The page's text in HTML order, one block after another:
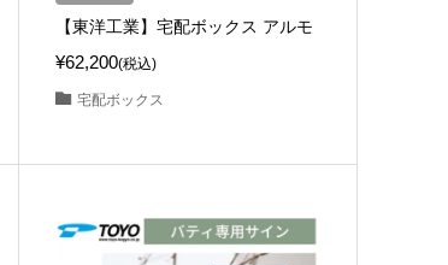
【東洋工業】宅配ボックス アルモ
¥62,200(税込)
宅配ボックス